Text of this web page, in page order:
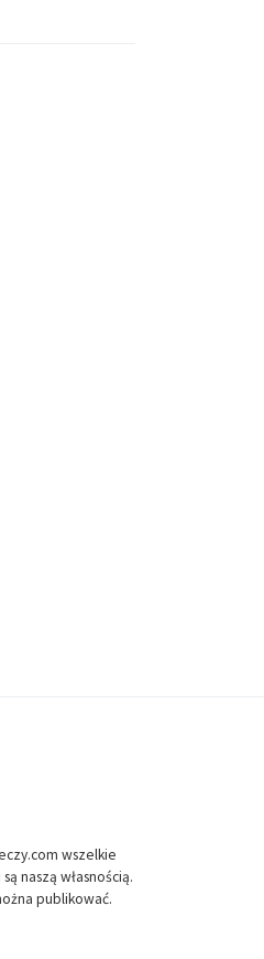
wszelkie
naszą własnością.
publikować.